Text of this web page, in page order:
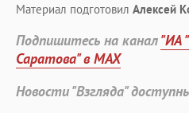
Материал подготовил Алексей
Подпишитесь на канал"ИА
Саратова" в MAX
Новости "Взгляда"